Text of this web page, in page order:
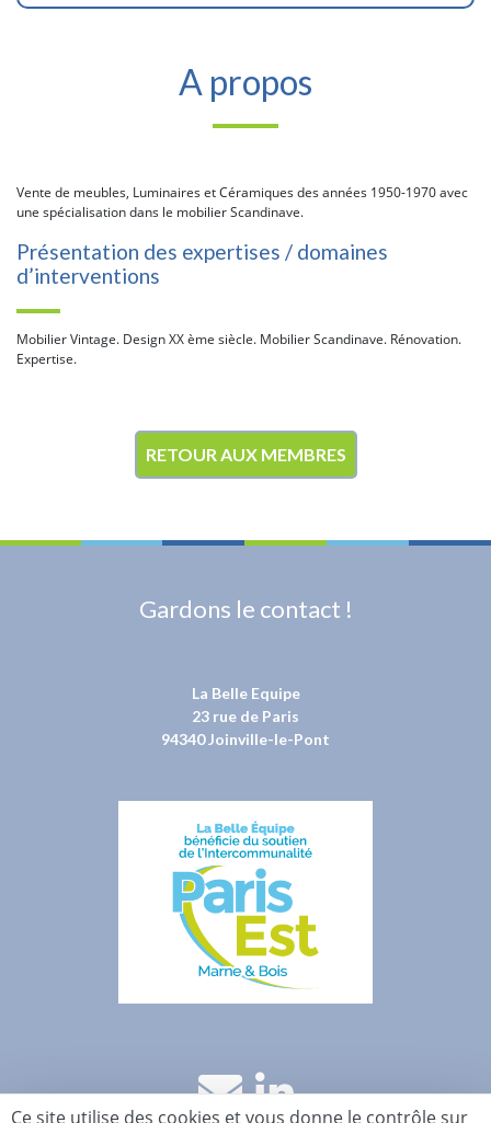
A propos
Vente de meubles, Luminaires et Céramiques des années 1950-1970 avec
une spécialisation dans le mobilier Scandinave.
Présentation des expertises / domaines
d’interventions
Mobilier Vintage. Design XX ème siècle. Mobilier Scandinave. Rénovation.
Expertise.
RETOUR AUX MEMBRES
Gardons le contact !
La Belle Equipe
23 rue de Paris
94340 Joinville-le-Pont
Ce site utilise des cookies et vous donne le contrôle sur